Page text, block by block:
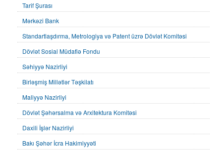
Tarif Şurası
Mərkəzi Bank
Standartlaşdırma, Metrologiya və Patent üzrə Dövlət Komitəsi
Dövlət Sosial Müdafiə Fondu
Səhiyyə Nazirliyi
Birləşmiş Millətlər Təşkilatı
Maliyyə Nazirliyi
Dövlət Şəhərsalma və Arxitektura Komitəsi
Daxili İşlər Nazirliyi
Bakı Şəhər İcra Hakimiyyəti